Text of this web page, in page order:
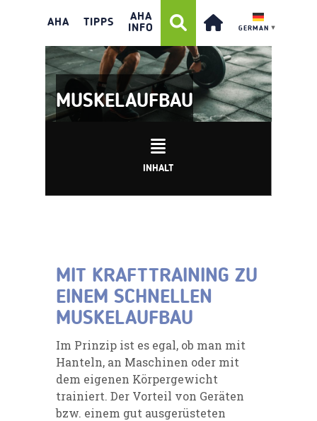
AHA TIPPS
AHA
INFO
GERMAN ▼
MUSKELAUFBAU
INHALT
MIT KRAFTTRAINING ZU
EINEM SCHNELLEN
MUSKELAUFBAU
Im Prinzip ist es egal, ob man mit
Hanteln, an Maschinen oder mit
dem eigenen Körpergewicht
trainiert. Der Vorteil von Geräten
bzw. einem gut ausgerüsteten